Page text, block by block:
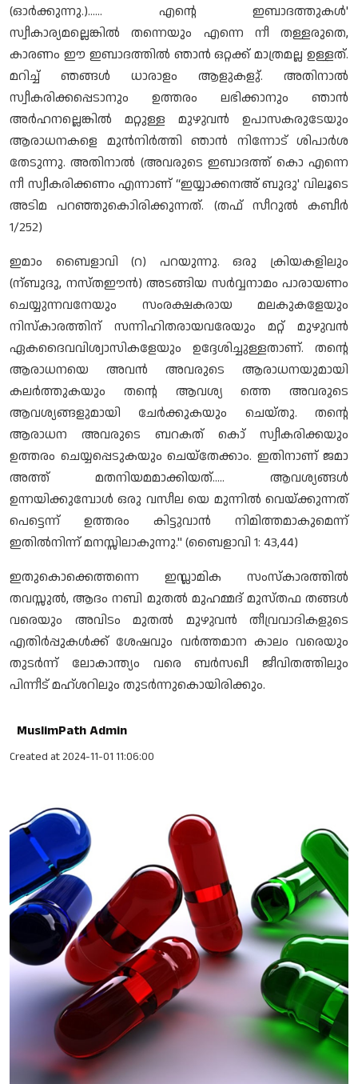
(ഓർക്കുന്നു.)...... എന്റെ ഇബാദത്തുകൾ'
സ്വീകാര്യമല്ലെങ്കിൽ തന്നെയും എന്നെ നീ തള്ളരുതെ,
കാരണം ഈ ഇബാദത്തിൽ ഞാൻ ഒറ്റക്ക് മാത്രമല്ല ഉള്ളത്.
മറിച്ച് ഞങ്ങൾ ധാരാളം ആളുകളു്. അതിനാൽ
സ്വീകരിക്കപ്പെടാനും ഉത്തരം ലഭിക്കാനും ഞാൻ
അർഹനല്ലെങ്കിൽ മറ്റുള്ള മുഴുവൻ ഉപാസകരുടേയും
ആരാധനകളെ മുൻനിർത്തി ഞാൻ നിന്നോട് ശിപാർശ
തേടുന്നു. അതിനാൽ (അവരുടെ ഇബാദത്ത് കൊ എന്നെ
നീ സ്വീകരിക്കണം എന്നാണ് “ഇയ്യാക്കനഅ് ബുദു' വിലൂടെ
അടിമ പറഞ്ഞുകൊിരിക്കുന്നത്. (തഫ് സീറുൽ കബീർ
1/252)
ഇമാം ബൈളാവി (റ) പറയുന്നു. ഒരു ക്രിയകളിലും
(ന്ബുദു, നസ്തഈൻ) അടങ്ങിയ സർവ്വനാമം പാരായണം
ചെയ്യുന്നവനേയും സംരക്ഷകരായ മലകുകളേയും
നിസ്കാരത്തിന് സന്നിഹിതരായവരേയും മറ്റ് മുഴുവൻ
ഏകദൈവവിശ്വാസികളേയും ഉദ്ദേശിച്ചുള്ളതാണ്. തന്റെ
ആരാധനയെ അവൻ അവരുടെ ആരാധനയുമായി
കലർത്തുകയും തന്റെ ആവശ്യ ത്തെ അവരുടെ
ആവശ്യങ്ങളുമായി ചേർക്കുകയും ചെയ്തു. തന്റെ
ആരാധന അവരുടെ ബറകത് കൊ് സ്വീകരിക്കയും
ഉത്തരം ചെയ്യപ്പെടുകയും ചെയ്തേക്കാം. ഇതിനാണ് ജമാ
അത്ത് മതനിയമമാക്കിയത്..... ആവശ്യങ്ങൾ
ഉന്നയിക്കുമ്പോൾ ഒരു വസീല യെ മുന്നിൽ വെയ്ക്കുന്നത്
പെട്ടെന്ന് ഉത്തരം കിട്ടുവാൻ നിമിത്തമാകുമെന്ന്
ഇതിൽനിന്ന് മനസ്സിലാകുന്നു.'' (ബൈളാവി 1: 43,44)
ഇതുകൊക്കെത്തന്നെ ഇസ്ലാമിക സംസ്കാരത്തിൽ
തവസ്സുൽ, ആദം നബി മുതൽ മുഹമ്മദ് മുസ്തഫ തങ്ങൾ
വരെയും അവിടം മുതൽ മുഴുവൻ തീവ്രവാദികളുടെ
എതിർപ്പുകൾക്ക് ശേഷവും വർത്തമാന കാലം വരെയും
തുടർന്ന് ലോകാന്ത്യം വരെ ബർസഖീ ജീവിതത്തിലും
പിന്നീട് മഹ്ശറിലും തുടർന്നുകൊയിരിക്കും.
MuslimPath Admin
Created at 2024-11-01 11:06:00